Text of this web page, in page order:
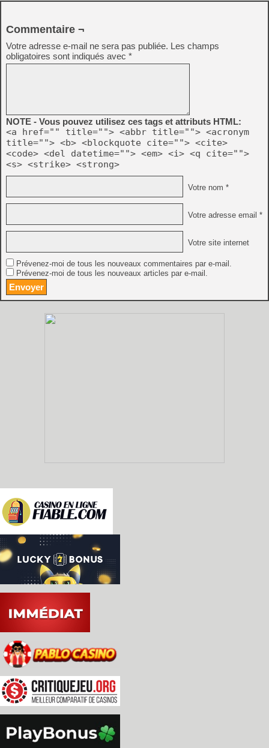
Commentaire ¬
Votre adresse e-mail ne sera pas publiée. Les champs
obligatoires sont indiqués avec *
NOTE - Vous pouvez utilisez ces tags et attributs HTML:
<a href="" title=""> <abbr title=""> <acronym
title=""> <b> <blockquote cite=""> <cite>
<code> <del datetime=""> <em> <i> <q cite="">
<s> <strike> <strong>
Votre nom *
Votre adresse email *
Votre site internet
Prévenez-moi de tous les nouveaux commentaires par e-mail.
Prévenez-moi de tous les nouveaux articles par e-mail.